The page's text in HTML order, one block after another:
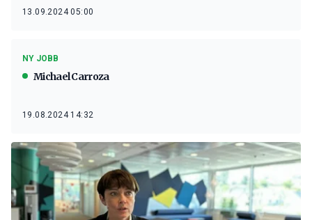
13.09.2024 05:00
NY JOBB
Michael Carroza
19.08.2024 14:32